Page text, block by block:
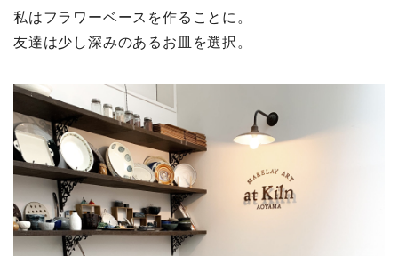
私はフラワーベースを作ることに。
友達は少し深みのあるお皿を選択。